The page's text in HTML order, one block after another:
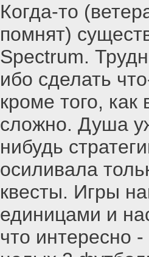
Когда-то
помнят)
Spectrum.
ибо сделать
кроме того,
сложно. Душа
нибудь
осиливала
квесты. Игры
единицами и
что интересно